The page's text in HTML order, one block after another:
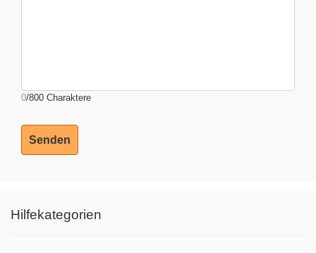
0/800 Charaktere
Senden
Hilfekategorien